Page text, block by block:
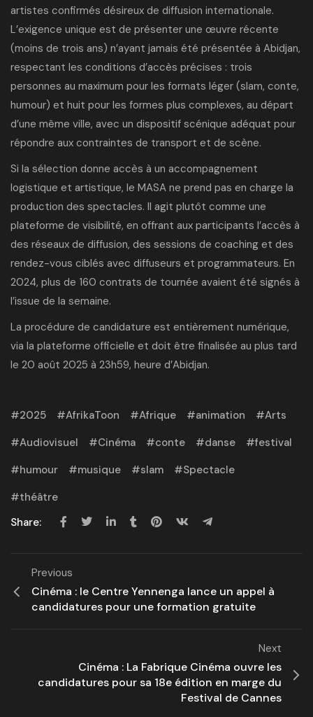
artistes confirmés désireux de diffusion internationale.
L’exigence unique est de présenter une œuvre récente
(moins de trois ans) n’ayant jamais été présentée à Abidjan,
respectant les conditions d’accès précises : trois
personnes au maximum pour les formats léger (slam, conte,
humour) et huit pour les formes plus complexes, au départ
d’une même ville, avec un dispositif scénique adéquat pour
répondre aux contraintes de transport et de scène.
Si la sélection donne accès à un accompagnement
logistique et artistique, le MASA ne prend pas en charge la
production des spectacles. Il agit plutôt comme une
plateforme de visibilité, en offrant aux participants l’accès à
des réseaux de diffusion, des sessions de coaching et des
rendez-vous ciblés avec diffuseurs et programmateurs. En
2024, plus de 160 contrats de tournée avaient été signés à
l’issue de la semaine.
La procédure de candidature est entièrement numérique,
via la plateforme officielle et doit être finalisée au plus tard
le 20 août 2025 à 23h59, heure d’Abidjan.
2025 AfrikaToon Afrique animation
Arts
Audiovisuel
Cinéma conte danse
festival
humour
musique slam
Spectacle
théâtre
Share:
Previous
Cinéma : le Centre Yennenga lance un appel à
candidatures pour une formation gratuite
Next
Cinéma : La Fabrique Cinéma ouvre les
candidatures pour sa 18e édition en marge du
Festival de Cannes